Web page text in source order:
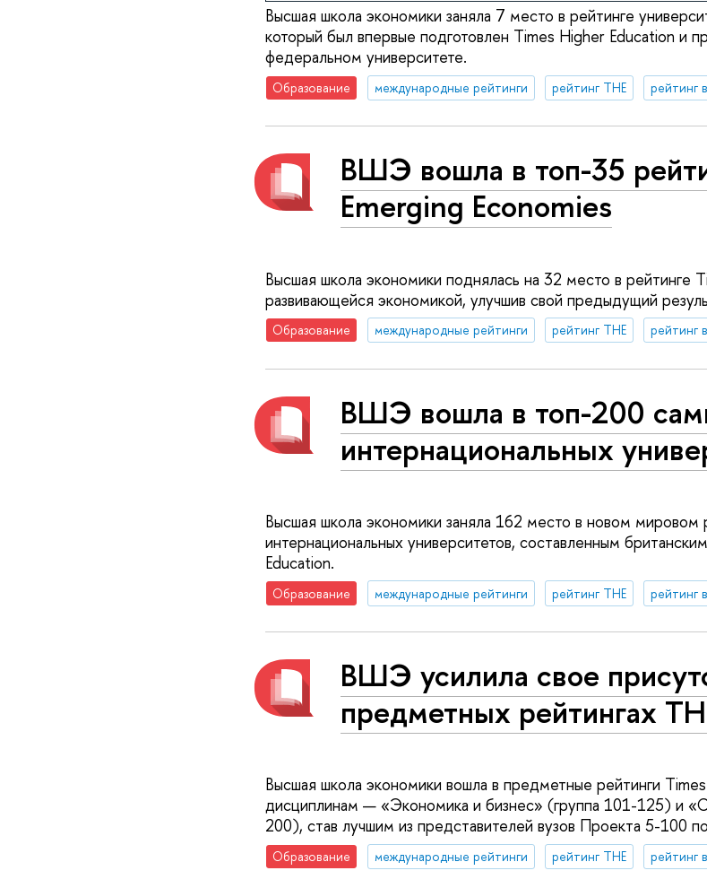
Высшая школа экономики заняла 7 место в рейтинге
который был впервые подготовлен Times Higher Education и
федеральном университете.
Образование международные рейтинги рейтинг THE рейтинг
ВШЭ вошла в топ-35
Emerging Economies
Высшая школа экономики поднялась на 32 место в рейтинге
развивающейся экономикой, улучшив свой предыдущий
Образование международные рейтинги рейтинг THE рейтинг
ВШЭ вошла в топ-200
интернациональных
Высшая школа экономики заняла 162 место в новом мировом
интернациональных университетов, составленным
Education.
Образование международные рейтинги рейтинг THE рейтинг
ВШЭ усилила свое
предметных рейтингах
Высшая школа экономики вошла в предметные рейтинги
дисциплинам — «Экономика и бизнес» (группа 101-125) и
200), став лучшим из представителей вузов Проекта 5-100
Образование международные рейтинги рейтинг THE рейтинг